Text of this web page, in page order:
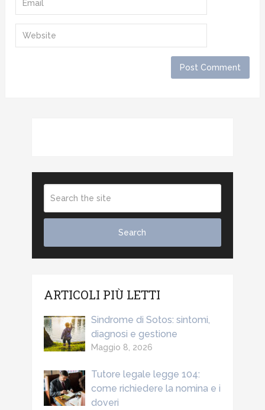
ARTICOLI PIÙ LETTI
Sindrome di Sotos: sintomi,
diagnosi e gestione
Maggio 8, 2026
Tutore legale legge 104:
come richiedere la nomina e i
doveri